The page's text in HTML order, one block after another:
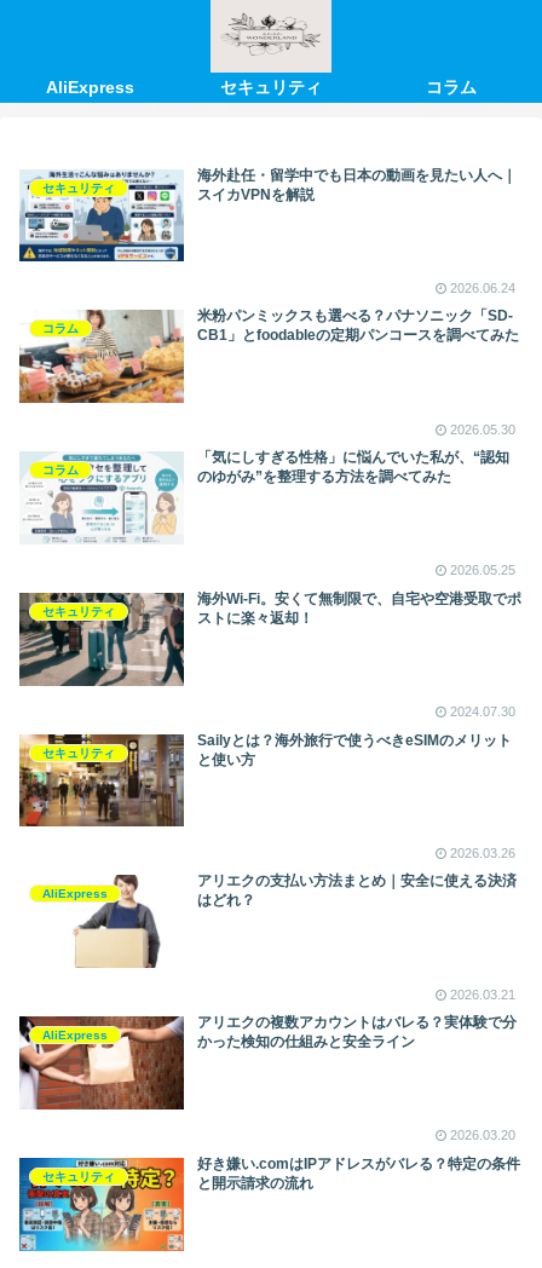
AliExpress セキュリティ コラム
セキュリティ
海外赴任・留学中でも日本の動画を見たい人へ｜
スイカVPNを解説
2026.06.24
コラム
米粉パンミックスも選べる？パナソニック「SD-
CB1」とfoodableの定期パンコースを調べてみた
2026.05.30
コラム
「気にしすぎる性格」に悩んでいた私が、“認知
のゆがみ”を整理する方法を調べてみた
2026.05.25
セキュリティ
海外Wi-Fi。安くて無制限で、自宅や空港受取でポ
ストに楽々返却！
2024.07.30
セキュリティ
Sailyとは？海外旅行で使うべきeSIMのメリット
と使い方
2026.03.26
AliExpress
アリエクの支払い方法まとめ｜安全に使える決済
はどれ？
2026.03.21
AliExpress
アリエクの複数アカウントはバレる？実体験で分
かった検知の仕組みと安全ライン
2026.03.20
セキュリティ
好き嫌い.comはIPアドレスがバレる？特定の条件
と開示請求の流れ